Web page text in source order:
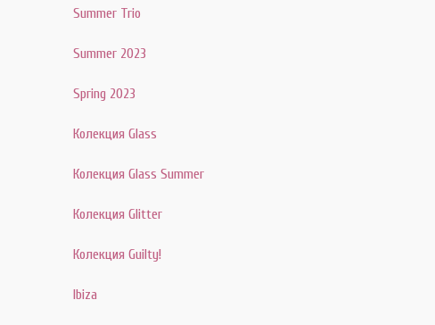
Summer Trio
Summer 2023
Spring 2023
Колекция Glass
Колекция Glass Summer
Колекция Glitter
Колекция Guilty!
Ibiza